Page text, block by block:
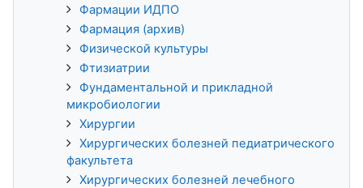
Фармации ИДПО
Фармация (архив)
Физической культуры
Фтизиатрии
Фундаментальной и прикладной
микробиологии
Хирургии
Хирургических болезней педиатрического
факультета
Хирургических болезней лечебного